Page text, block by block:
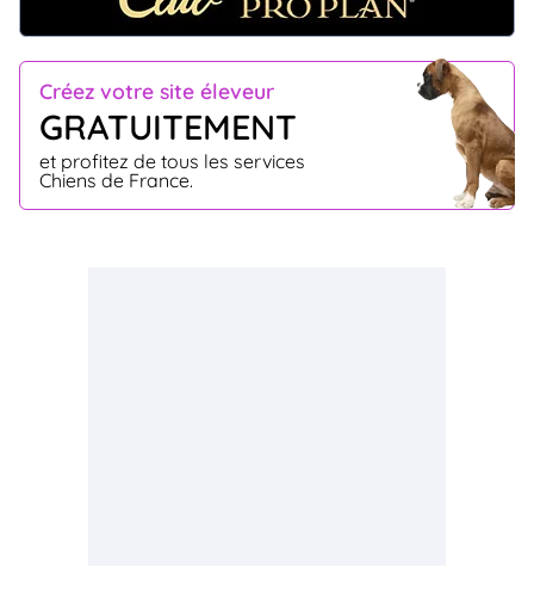
Créez votre site éleveur
GRATUITEMENT
et profitez de tous les services
Chiens de France.